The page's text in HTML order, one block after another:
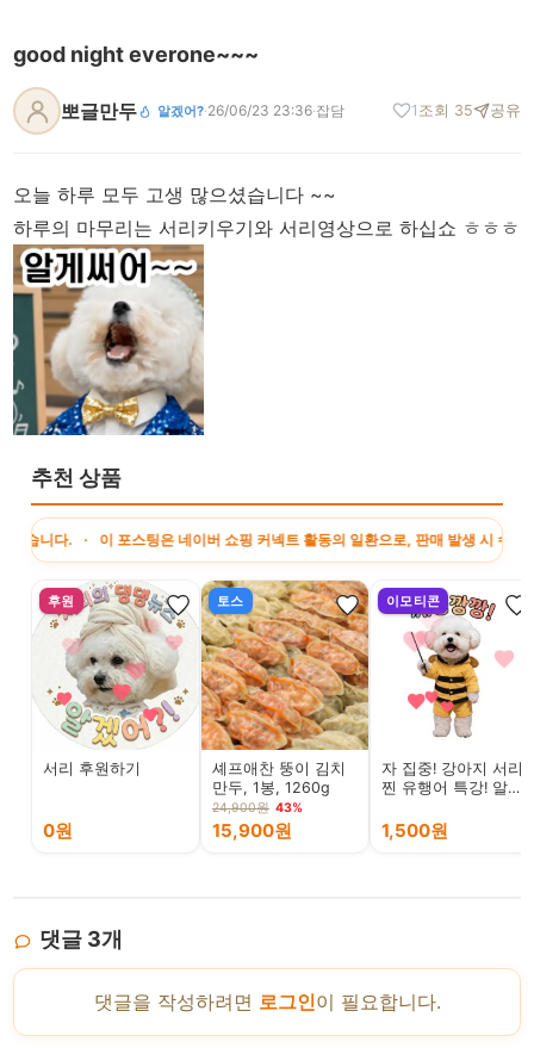
good night everone~~~
뽀글만두 알겠어?·26/06/23 23:36·잡담 1 조회 35 공유
오늘 하루 모두 고생 많으셨습니다 ~~
하루의 마무리는 서리키우기와 서리영상으로 하십쇼 ㅎㅎㅎ
추천 상품
. · 이 포스팅은 네이버 쇼핑 커넥트 활동의 일환으로, 판매 발생 시 수수료를
후원
서리 후원하기
0원
토스
셰프애찬 뚱이 김치
만두, 1봉, 1260g
24,900원 43%
15,900원
이모티콘
자 집중! 강아지 서리
찐 유행어 특강! 알겠
1,500원
댓글 3개
댓글을 작성하려면 로그인이 필요합니다.